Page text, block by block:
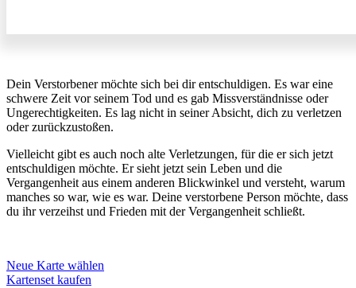
Dein Verstorbener möchte sich bei dir entschuldigen. Es war eine
schwere Zeit vor seinem Tod und es gab Missverständnisse oder
Ungerechtigkeiten. Es lag nicht in seiner Absicht, dich zu verletzen
oder zurückzustoßen.
Vielleicht gibt es auch noch alte Verletzungen, für die er sich jetzt
entschuldigen möchte. Er sieht jetzt sein Leben und die
Vergangenheit aus einem anderen Blickwinkel und versteht, warum
manches so war, wie es war. Deine verstorbene Person möchte, dass
du ihr verzeihst und Frieden mit der Vergangenheit schließt.
Neue Karte wählen
Kartenset kaufen